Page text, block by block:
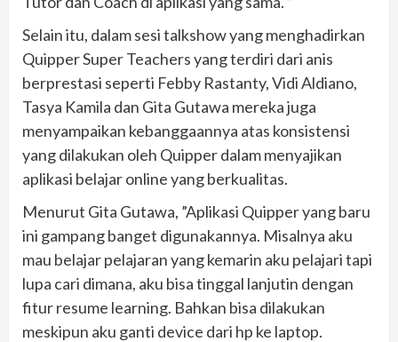
Selain itu, dalam sesi talkshow yang menghadirkan
Quipper Super Teachers yang terdiri dari anis
berprestasi seperti Febby Rastanty, Vidi Aldiano,
Tasya Kamila dan Gita Gutawa mereka juga
menyampaikan kebanggaannya atas konsistensi
yang dilakukan oleh Quipper dalam menyajikan
aplikasi belajar online yang berkualitas.
Menurut Gita Gutawa, ”Aplikasi Quipper yang baru
ini gampang banget digunakannya. Misalnya aku
mau belajar pelajaran yang kemarin aku pelajari tapi
lupa cari dimana, aku bisa tinggal lanjutin dengan
fitur resume learning. Bahkan bisa dilakukan
meskipun aku ganti device dari hp ke laptop.